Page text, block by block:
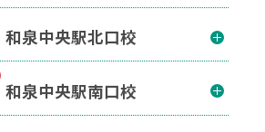
和泉中央駅北口校
和泉中央駅南口校